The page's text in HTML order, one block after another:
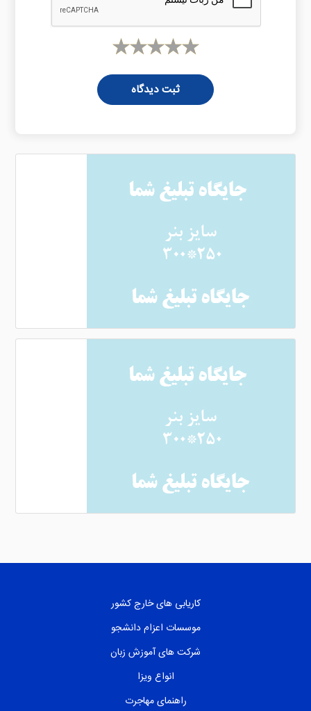
ثبت دیدگاه
کاریابی های خارج کشور
موسسات اعزام دانشجو
شرکت های آموزش زبان
انواع ویزا
راهنمای مهاجرت